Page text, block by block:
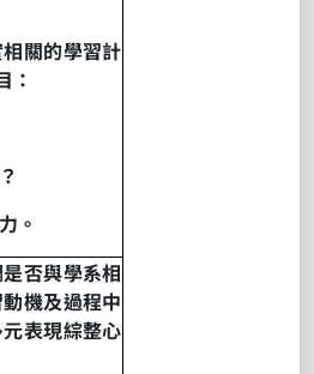
關的學習計
：
。
否與學系相
機及過程中
表現綜整心